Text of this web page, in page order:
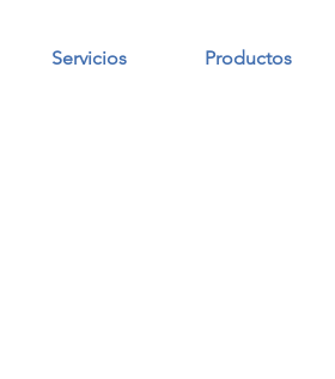
Servicios Productos